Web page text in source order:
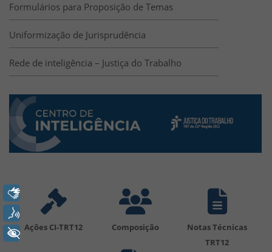
Formulários para Proposição de Temas
Uniformização de Jurisprudência
Rede de inteligência – Justiça do Trabalho
Rede de inteligência – Justiça do
Centro de Inteligência
.
Ações CI-TRT12 Composição
Notas Técnicas
TRT12
Libras
Voz
+ Acessibilidade